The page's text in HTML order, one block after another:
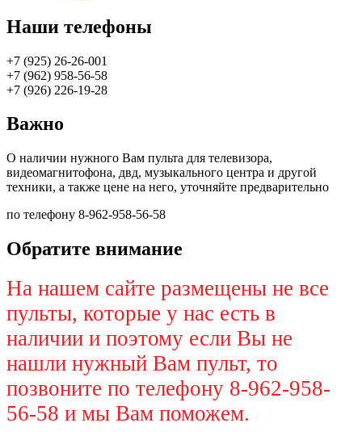
Наши телефоны
+7 (925) 26-26-001
+7 (962) 958-56-58
+7 (926) 226-19-28
Важно
О наличии нужного Вам пульта для телевизора,
видеомагнитофона, двд, музыкального центра и другой
техники, а также цене на него, уточняйте предварительно
по телефону 8-962-958-56-58
Обратите внимание
На нашем сайте размещены не все
пульты, которые у нас есть в
наличии и поэтому если Вы не
нашли нужный Вам пульт, то
позвоните по телефону 8-962-958-
56-58 и мы Вам поможем.